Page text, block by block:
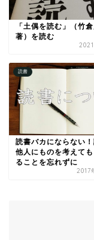
「土偶を読む」（竹
著）を読む
読書
読書バカにならない
他人にものを考えて
ることを忘れずに
2017